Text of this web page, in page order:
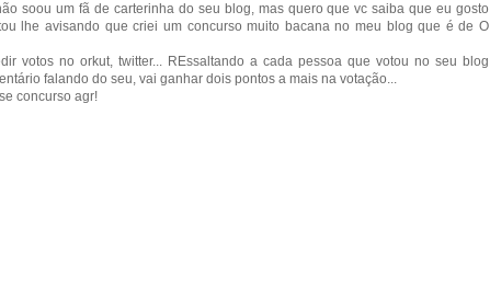
soou um fã de carterinha do seu blog, mas quero que vc saiba que eu gosto
lhe avisando que criei um concurso muito bacana no meu blog que é de O
votos no orkut, twitter... REssaltando a cada pessoa que votou no seu blog
falando do seu, vai ganhar dois pontos a mais na votação...
concurso agr!